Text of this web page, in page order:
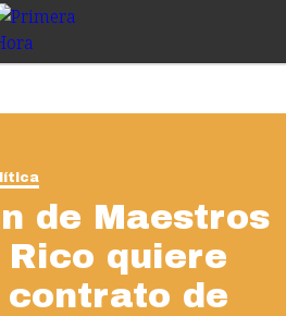
de Maestros
quiere
contrato de